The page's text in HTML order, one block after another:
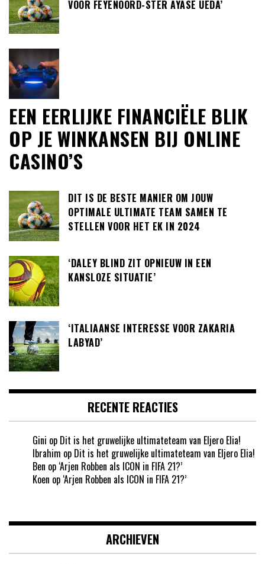
VOOR FEYENOORD-STER AYASE UEDA’
EEN EERLIJKE FINANCIËLE BLIK
OP JE WINKANSEN BIJ ONLINE
CASINO’S
DIT IS DE BESTE MANIER OM JOUW
OPTIMALE ULTIMATE TEAM SAMEN TE
STELLEN VOOR HET EK IN 2024
‘DALEY BLIND ZIT OPNIEUW IN EEN
KANSLOZE SITUATIE’
‘ITALIAANSE INTERESSE VOOR ZAKARIA
LABYAD’
RECENTE REACTIES
Gini op Dit is het gruwelijke ultimateteam van Eljero Elia!
Ibrahim op Dit is het gruwelijke ultimateteam van Eljero Elia!
Ben op ‘Arjen Robben als ICON in FIFA 21?’
Koen op ‘Arjen Robben als ICON in FIFA 21?’
ARCHIEVEN